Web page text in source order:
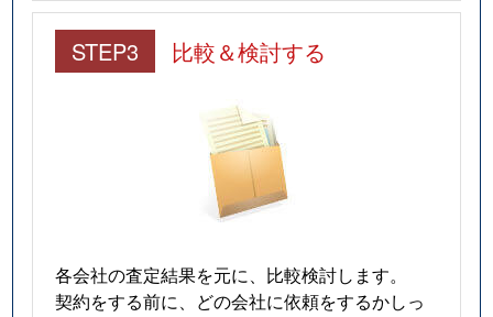
STEP3 比較＆検討する
各会社の査定結果を元に、比較検討します。
契約をする前に、どの会社に依頼をするかしっ